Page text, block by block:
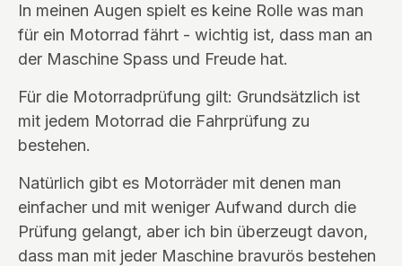
In meinen Augen spielt es keine Rolle was man
für ein Motorrad fährt - wichtig ist, dass man an
der Maschine Spass und Freude hat.
Für die Motorradprüfung gilt: Grundsätzlich ist
mit jedem Motorrad die Fahrprüfung zu
bestehen.
Natürlich gibt es Motorräder mit denen man
einfacher und mit weniger Aufwand durch die
Prüfung gelangt, aber ich bin überzeugt davon,
dass man mit jeder Maschine bravurös bestehen